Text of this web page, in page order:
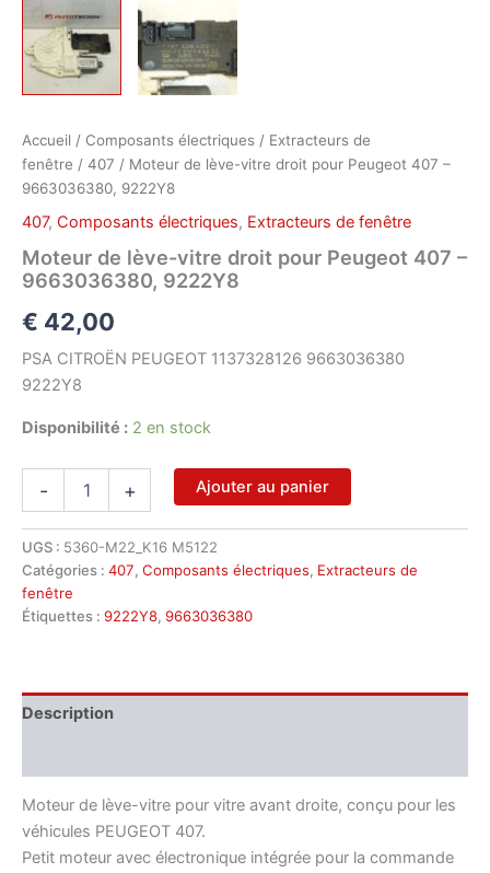
Accueil / Composants électriques / Extracteurs de
fenêtre / 407 / Moteur de lève-vitre droit pour Peugeot 407 –
9663036380, 9222Y8
407, Composants électriques, Extracteurs de fenêtre
Moteur de lève-vitre droit pour Peugeot 407 –
9663036380, 9222Y8
€ 42,00
PSA CITROËN PEUGEOT 1137328126 9663036380
9222Y8
Disponibilité : 2 en stock
-
de
lève-
vitre
droit
pour
-
9663036380,
+ Ajouter au panier
UGS : 5360-M22_K16 M5122
Catégories : 407, Composants électriques, Extracteurs de
fenêtre
Étiquettes : 9222Y8, 9663036380
Description
Moteur de lève-vitre pour vitre avant droite, conçu pour les
véhicules PEUGEOT 407.
Petit moteur avec électronique intégrée pour la commande